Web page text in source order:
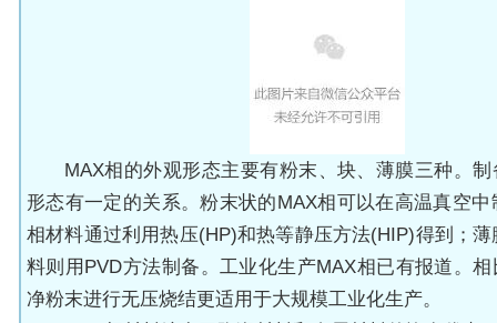
MAX相的外观形态主要有粉末、块、薄膜三种。
形态有一定的关系。粉末状的MAX相可以在高温真空中
相材料通过利用热压(HP)和热等静压方法(HIP)得到；薄
料则用 PVD方法制备。工业化生产MAX相已有报道。
净粉末进行无压烧结更适用于大规模工业化生产。